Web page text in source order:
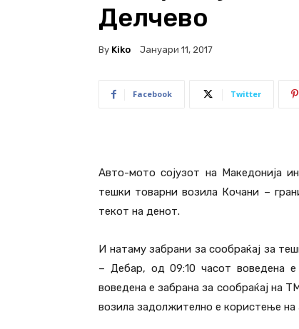
Делчево
By Kiko Јануари 11, 2017
Facebook Twitter
Авто-мото сојузот на Македонија
тешки товарни возила Кочани –
текот на денот.
И натаму забрани за сообраќај за
– Дебар, од 09:10 часот воведена
воведена е забрана за сообраќај на
возила задолжително е користење на